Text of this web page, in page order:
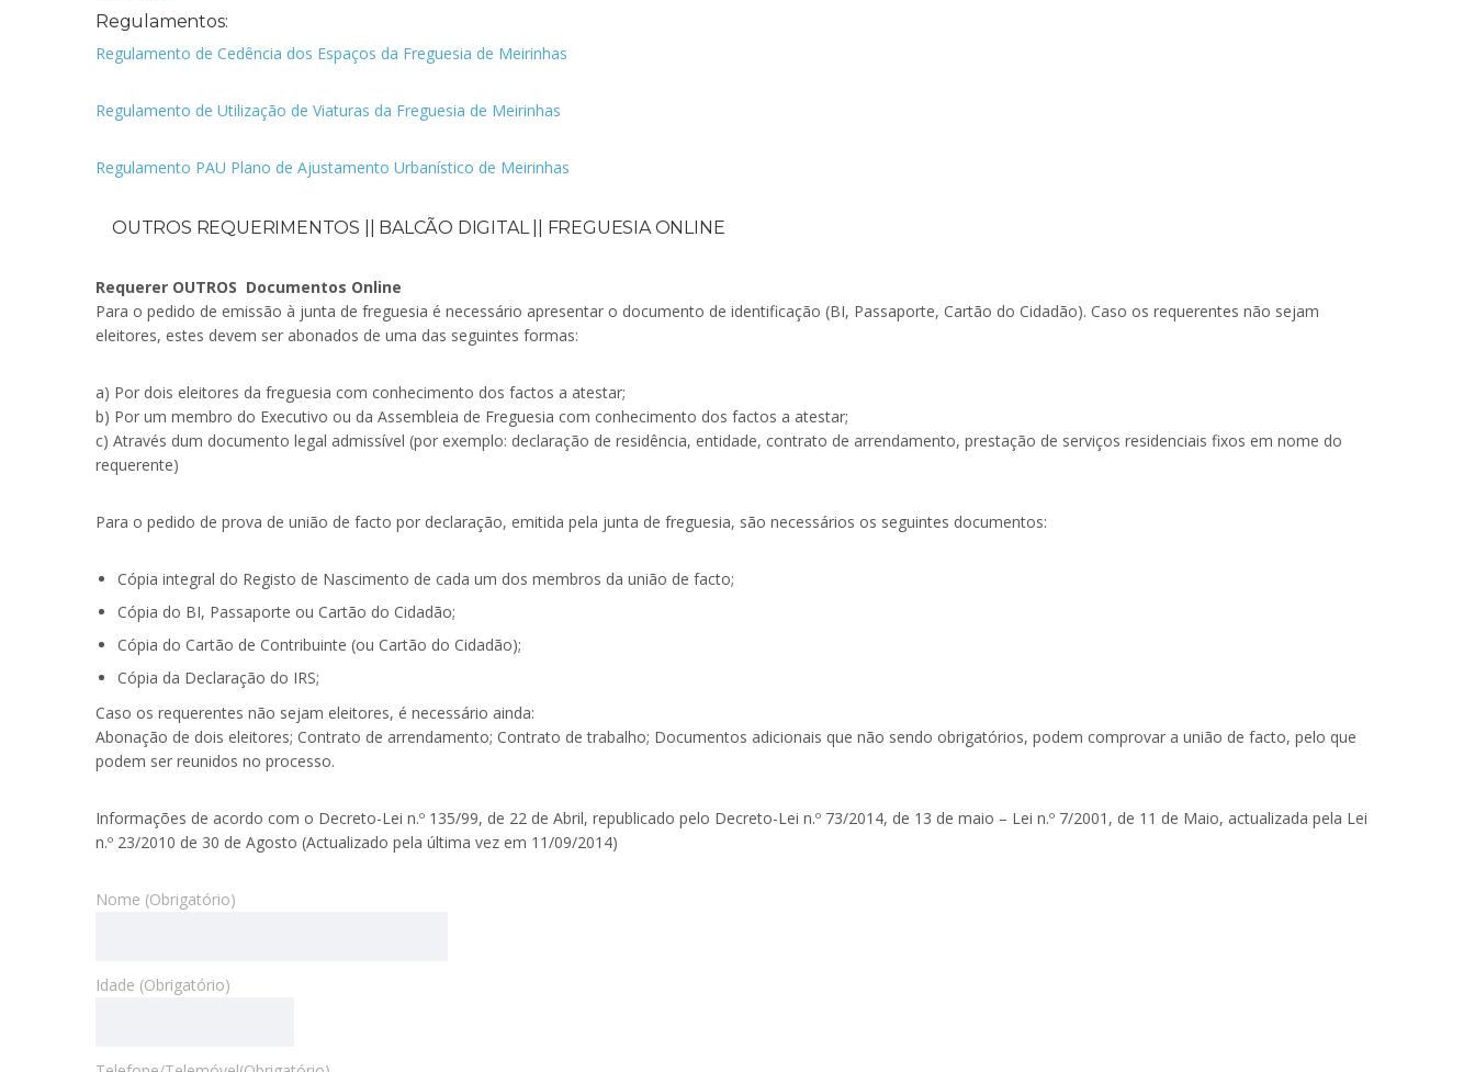
Regulamentos:
Regulamento de Cedência dos Espaços da Freguesia de Meirinhas
Regulamento de Utilização de Viaturas da Freguesia de Meirinhas
Regulamento PAU Plano de Ajustamento Urbanístico de Meirinhas
OUTROS REQUERIMENTOS || BALCÃO DIGITAL || FREGUESIA ONLINE
Requerer OUTROS Documentos Online
Para o pedido de emissão à junta de freguesia é necessário apresentar o documento de identificação (BI, Passaporte, Cartão do Cidadão). Caso os requerentes não sejam
eleitores, estes devem ser abonados de uma das seguintes formas:
a) Por dois eleitores da freguesia com conhecimento dos factos a atestar;
b) Por um membro do Executivo ou da Assembleia de Freguesia com conhecimento dos factos a atestar;
c) Através dum documento legal admissível (por exemplo: declaração de residência, entidade, contrato de arrendamento, prestação de serviços residenciais fixos em nome do
requerente)
Para o pedido de prova de união de facto por declaração, emitida pela junta de freguesia, são necessários os seguintes documentos:
Cópia integral do Registo de Nascimento de cada um dos membros da união de facto;
Cópia do BI, Passaporte ou Cartão do Cidadão;
Cópia do Cartão de Contribuinte (ou Cartão do Cidadão);
Cópia da Declaração do IRS;
Caso os requerentes não sejam eleitores, é necessário ainda:
Abonação de dois eleitores; Contrato de arrendamento; Contrato de trabalho; Documentos adicionais que não sendo obrigatórios, podem comprovar a união de facto, pelo que
podem ser reunidos no processo.
Informações de acordo com o Decreto-Lei n.º 135/99, de 22 de Abril, republicado pelo Decreto-Lei n.º 73/2014, de 13 de maio – Lei n.º 7/2001, de 11 de Maio, actualizada pela Lei
n.º 23/2010 de 30 de Agosto (Actualizado pela última vez em 11/09/2014)
Nome (Obrigatório)
Idade (Obrigatório)